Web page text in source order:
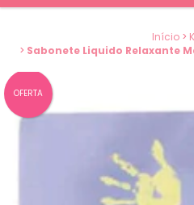
Início >
> Sabonete Liquido Relaxante
OFERTA